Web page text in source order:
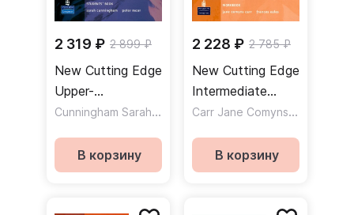
2 319 ₽ 2 899 ₽
New Cutting Edge
Upper-
Intermediate
CD-ROM /
Учебник + CD
Cunningham Sarah
,Moor Peter
В корзину
2 228 ₽ 2 785 ₽
New Cutting Edge
Intermediate
Workbook /
Carr Jane Comyns
,Eales
В корзину